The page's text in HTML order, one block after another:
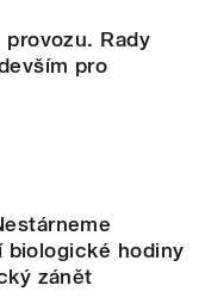
Rady
pro
biologické hodiny
zánět